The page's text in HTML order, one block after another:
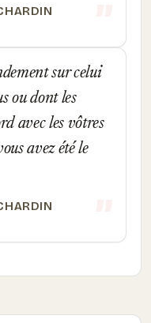
sur celui
ou dont les
avec les vôtres
avez été le